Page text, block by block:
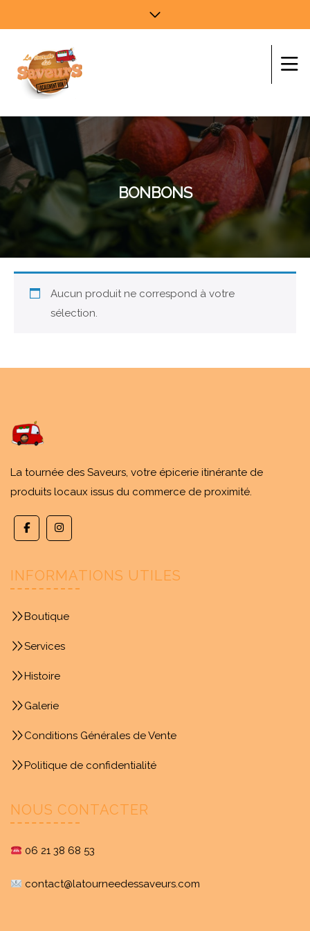
BONBONS
Aucun produit ne correspond à votre
sélection.
La tournée des Saveurs, votre épicerie itinérante de
produits locaux issus du commerce de proximité.
INFORMATIONS UTILES
Boutique
Services
Histoire
Galerie
Conditions Générales de Vente
Politique de confidentialité
NOUS CONTACTER
06 21 38 68 53
contact@latourneedessaveurs.com